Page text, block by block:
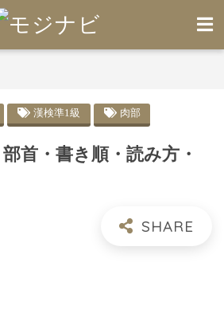
漢検準1級 肉部
部首・書き順・読み方・